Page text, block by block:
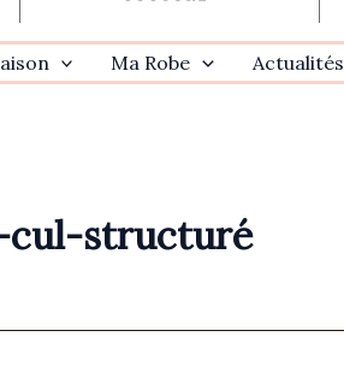
Ma Robe Actualités
cul-structuré